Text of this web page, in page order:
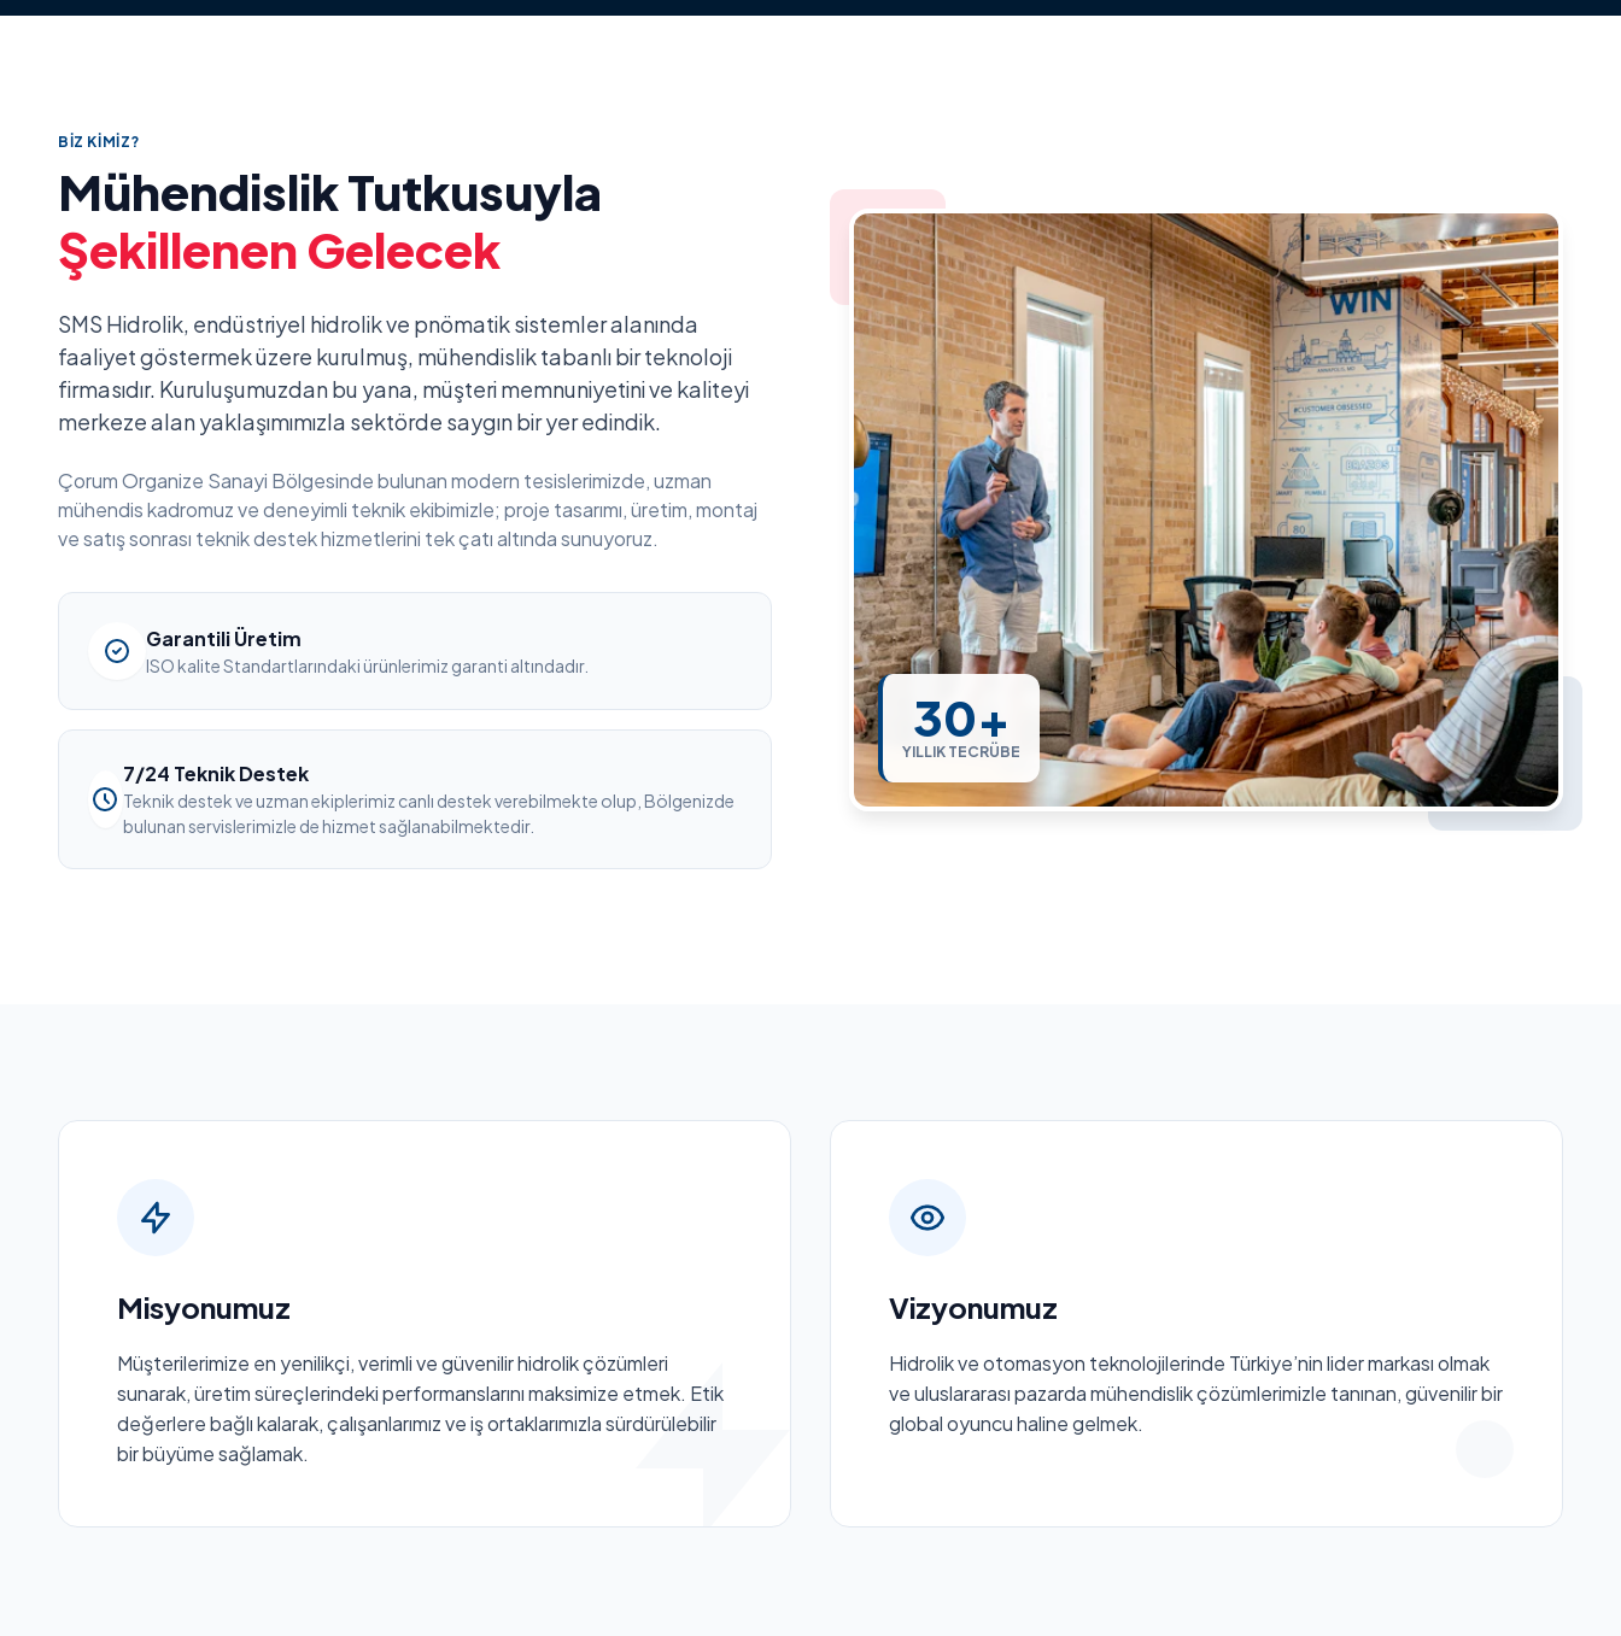
BIZ KIMIZ?
Mühendislik Tutkusuyla
Şekillenen Gelecek
SMS Hidrolik, endüstriyel hidrolik ve pnömatik sistemler alanında
faaliyet göstermek üzere kurulmuş, mühendislik tabanlı bir teknoloji
firmasıdır. Kuruluşumuzdan bu yana, müşteri memnuniyetini ve kaliteyi
merkeze alan yaklaşımımızla sektörde saygın bir yer edindik.
Çorum Organize Sanayi Bölgesinde bulunan modern tesislerimizde, uzman
mühendis kadromuz ve deneyimli teknik ekibimizle; proje tasarımı, üretim, montaj
ve satış sonrası teknik destek hizmetlerini tek çatı altında sunuyoruz.
Garantili Üretim
ISO kalite Standartlarındaki ürünlerimiz garanti altındadır.
7/24 Teknik Destek
Teknik destek ve uzman ekiplerimiz canlı destek verebilmekte olup, Bölgenizde
bulunan servislerimizle de hizmet sağlanabilmektedir.
30+
YILLIK TECRÜBE
Misyonumuz
Müşterilerimize en yenilikçi, verimli ve güvenilir hidrolik çözümleri
sunarak, üretim süreçlerindeki performanslarını maksimize etmek. Etik
değerlere bağlı kalarak, çalışanlarımız ve iş ortaklarımızla sürdürülebilir
bir büyüme sağlamak.
Vizyonumuz
Hidrolik ve otomasyon teknolojilerinde Türkiye’nin lider markası olmak
ve uluslararası pazarda mühendislik çözümlerimizle tanınan, güvenilir bir
global oyuncu haline gelmek.